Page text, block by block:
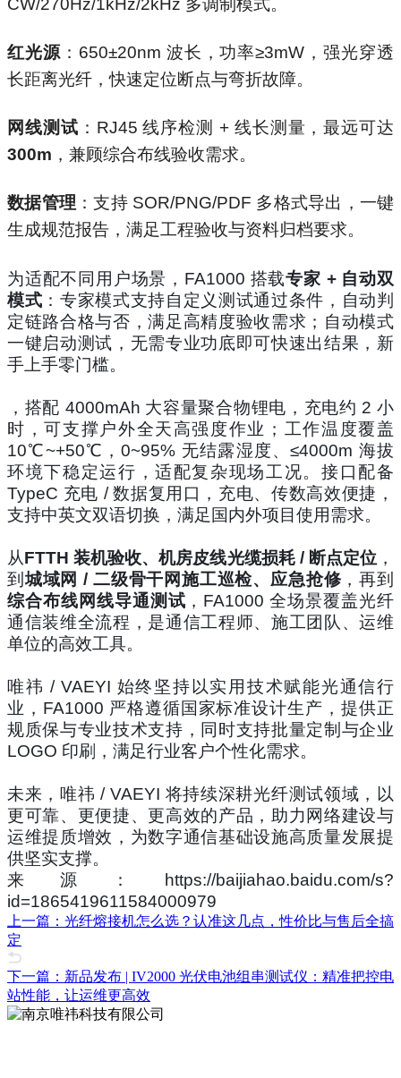
CW/270Hz/1kHz/2kHz 多调制模式。
红光源 ：650±20nm 波长，功率≥3mW，强光穿透
长距离光纤，快速定位断点与弯折故障。
网线测试 ：RJ45 线序检测 + 线长测量，最远可达
300m ，兼顾综合布线验收需求。
数据管理 ：支持 SOR/PNG/PDF 多格式导出，一键
生成规范报告，满足工程验收与资料归档要求。
为适配不同用户场景，FA1000 搭载专家 + 自动双
模式 ：专家模式支持自定义测试通过条件，自动判
定链路合格与否，满足高精度验收需求；自动模式
一键启动测试，无需专业功底即可快速出结果，新
手上手零门槛。
，搭配 4000mAh 大容量聚合物锂电，充电约 2 小
时，可支撑户外全天高强度作业；工作温度覆盖
10℃~+50℃，0~95% 无结露湿度、≤4000m 海拔
环境下稳定运行，适配复杂现场工况。接口配备
TypeC 充电 / 数据复用口，充电、传数高效便捷，
支持中英文双语切换，满足国内外项目使用需求。
从FTTH 装机验收、机房皮线光缆损耗 / 断点定位 ，
到城域网 / 二级骨干网施工巡检、应急抢修 ，再到
综合布线网线导通测试 ，FA1000 全场景覆盖光纤
通信装维全流程，是通信工程师、施工团队、运维
单位的高效工具。
唯祎 / VAEYI 始终坚持以实用技术赋能光通信行
业，FA1000 严格遵循国家标准设计生产，提供正
规质保与专业技术支持，同时支持批量定制与企业
LOGO 印刷，满足行业客户个性化需求。
未来，唯祎 / VAEYI 将持续深耕光纤测试领域，以
更可靠、更便捷、更高效的产品，助力网络建设与
运维提质增效，为数字通信基础设施高质量发展提
供坚实支撑。
来源：https://baijiahao.baidu.com/s?
id=1865419611584000979
上一篇：光纤熔接机怎么选？认准这几点，性价比与售后全搞
定
下一篇：新品发布 | IV2000 光伏电池组串测试仪：精准把控电
站性能，让运维更高效